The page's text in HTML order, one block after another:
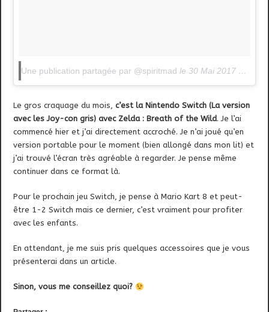
Une publication partagée par @spiritmad le 30 Mai 2017 à 11h55 PDT
Le gros craquage du mois,c’est la Nintendo Switch (La version
avec les Joy-con gris) avec Zelda : Breath of the Wild. Je l’ai
commencé hier et j’ai directement accroché. Je n’ai joué qu’en
version portable pour le moment (bien allongé dans mon lit) et
j’ai trouvé l’écran très agréable à regarder. Je pense même
continuer dans ce format là.
Pour le prochain jeu Switch, je pense à Mario Kart 8 et peut-
être 1-2 Switch mais ce dernier, c’est vraiment pour profiter
avec les enfants.
En attendant, je me suis pris quelques accessoires que je vous
présenterai dans un article.
Sinon, vous me conseillez quoi?